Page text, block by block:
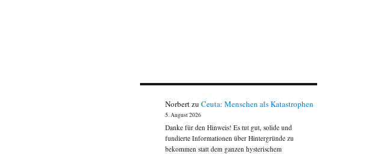
NorbertzuCeuta: Menschen als Katastrophen
5. August 2026
Danke für den Hinweis! Es tut gut, solide und
fundierte Informationen über Hintergründe zu
bekommen statt dem ganzen hysterischem